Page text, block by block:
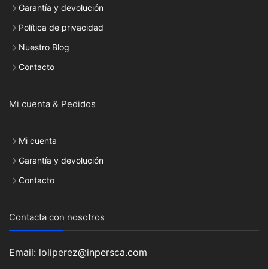
Garantía y devolución
Política de privacidad
Nuestro Blog
Contacto
Mi cuenta & Pedidos
Mi cuenta
Garantía y devolución
Contacto
Contacta con nosotros
Email: loliperez@inpersca.com